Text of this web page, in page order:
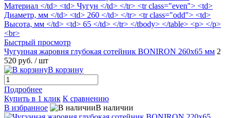
Быстрый просмотр
Чугунная жаровня глубокая сотейник BONIRON 260х65 мм 2
520 руб. / шт
В корзину
Подробнее
Купить в 1 клик К сравнению
В избранное
В наличии